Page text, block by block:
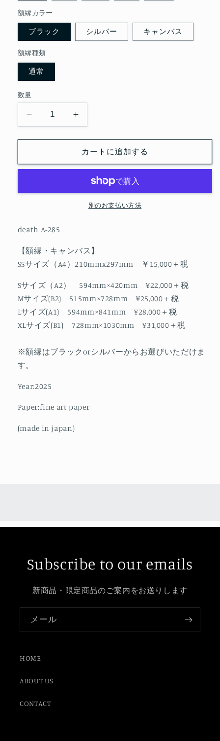
額縁カラー
ブラック シルバー キャンバス
額縁種類
通常
数量
death
A-
285
数
を
す
death
A-
285
の
数
を
カートに追加する
別のお支払い方法
death A-285
【額縁・キャンバス】
SSサイズ（A4）210mmx297mm ￥15,000＋税
Sサイズ（A2） 594mm×420mm ¥22,000＋税
Mサイズ(B2) 515mm×728mm ¥25,000＋税
Lサイズ(A1) 594mm×841mm ¥28,000＋税
XLサイズ(B1) 728mm×1030mm ¥31,000＋税
※額縁はブラックorシルバーからお選びいただけま
す。
Year:2025
Paper:fine art paper
(made in japan)
Subscribe to our emails
新商品・限定商品のご案内をお送りします
メール
HOME
ABOUT US
CONTACT